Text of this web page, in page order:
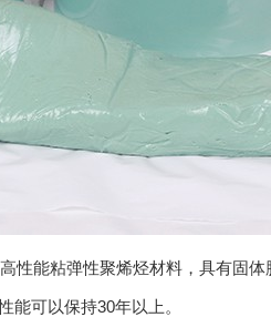
能粘弹性聚烯烃材料，具有固体
能可以保持30年以上。